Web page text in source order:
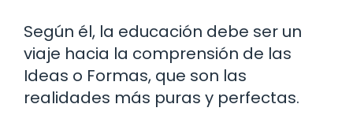
Según él, la educación debe ser un
viaje hacia la comprensión de las
Ideas o Formas, que son las
realidades más puras y perfectas.